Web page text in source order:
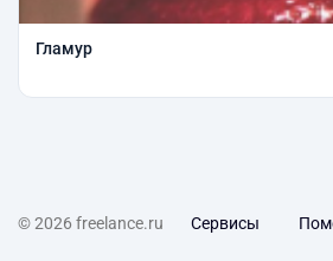
Гламур
© 2026 freelance.ru Сервисы